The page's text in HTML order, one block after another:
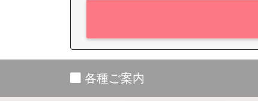
⑤適合性の原則等に照らした判断等、金融
⑥与信事業に際して個人情報を加盟する個
⑨市場調査ならびにデータ分析やアンケー
⑩ダイレクトメールの発送等、金融商品やサ
⑪提携会社等の商品やサービスに関する各種
⑫各種お取引の解約やお取引解約後の事後管
各種ご案内